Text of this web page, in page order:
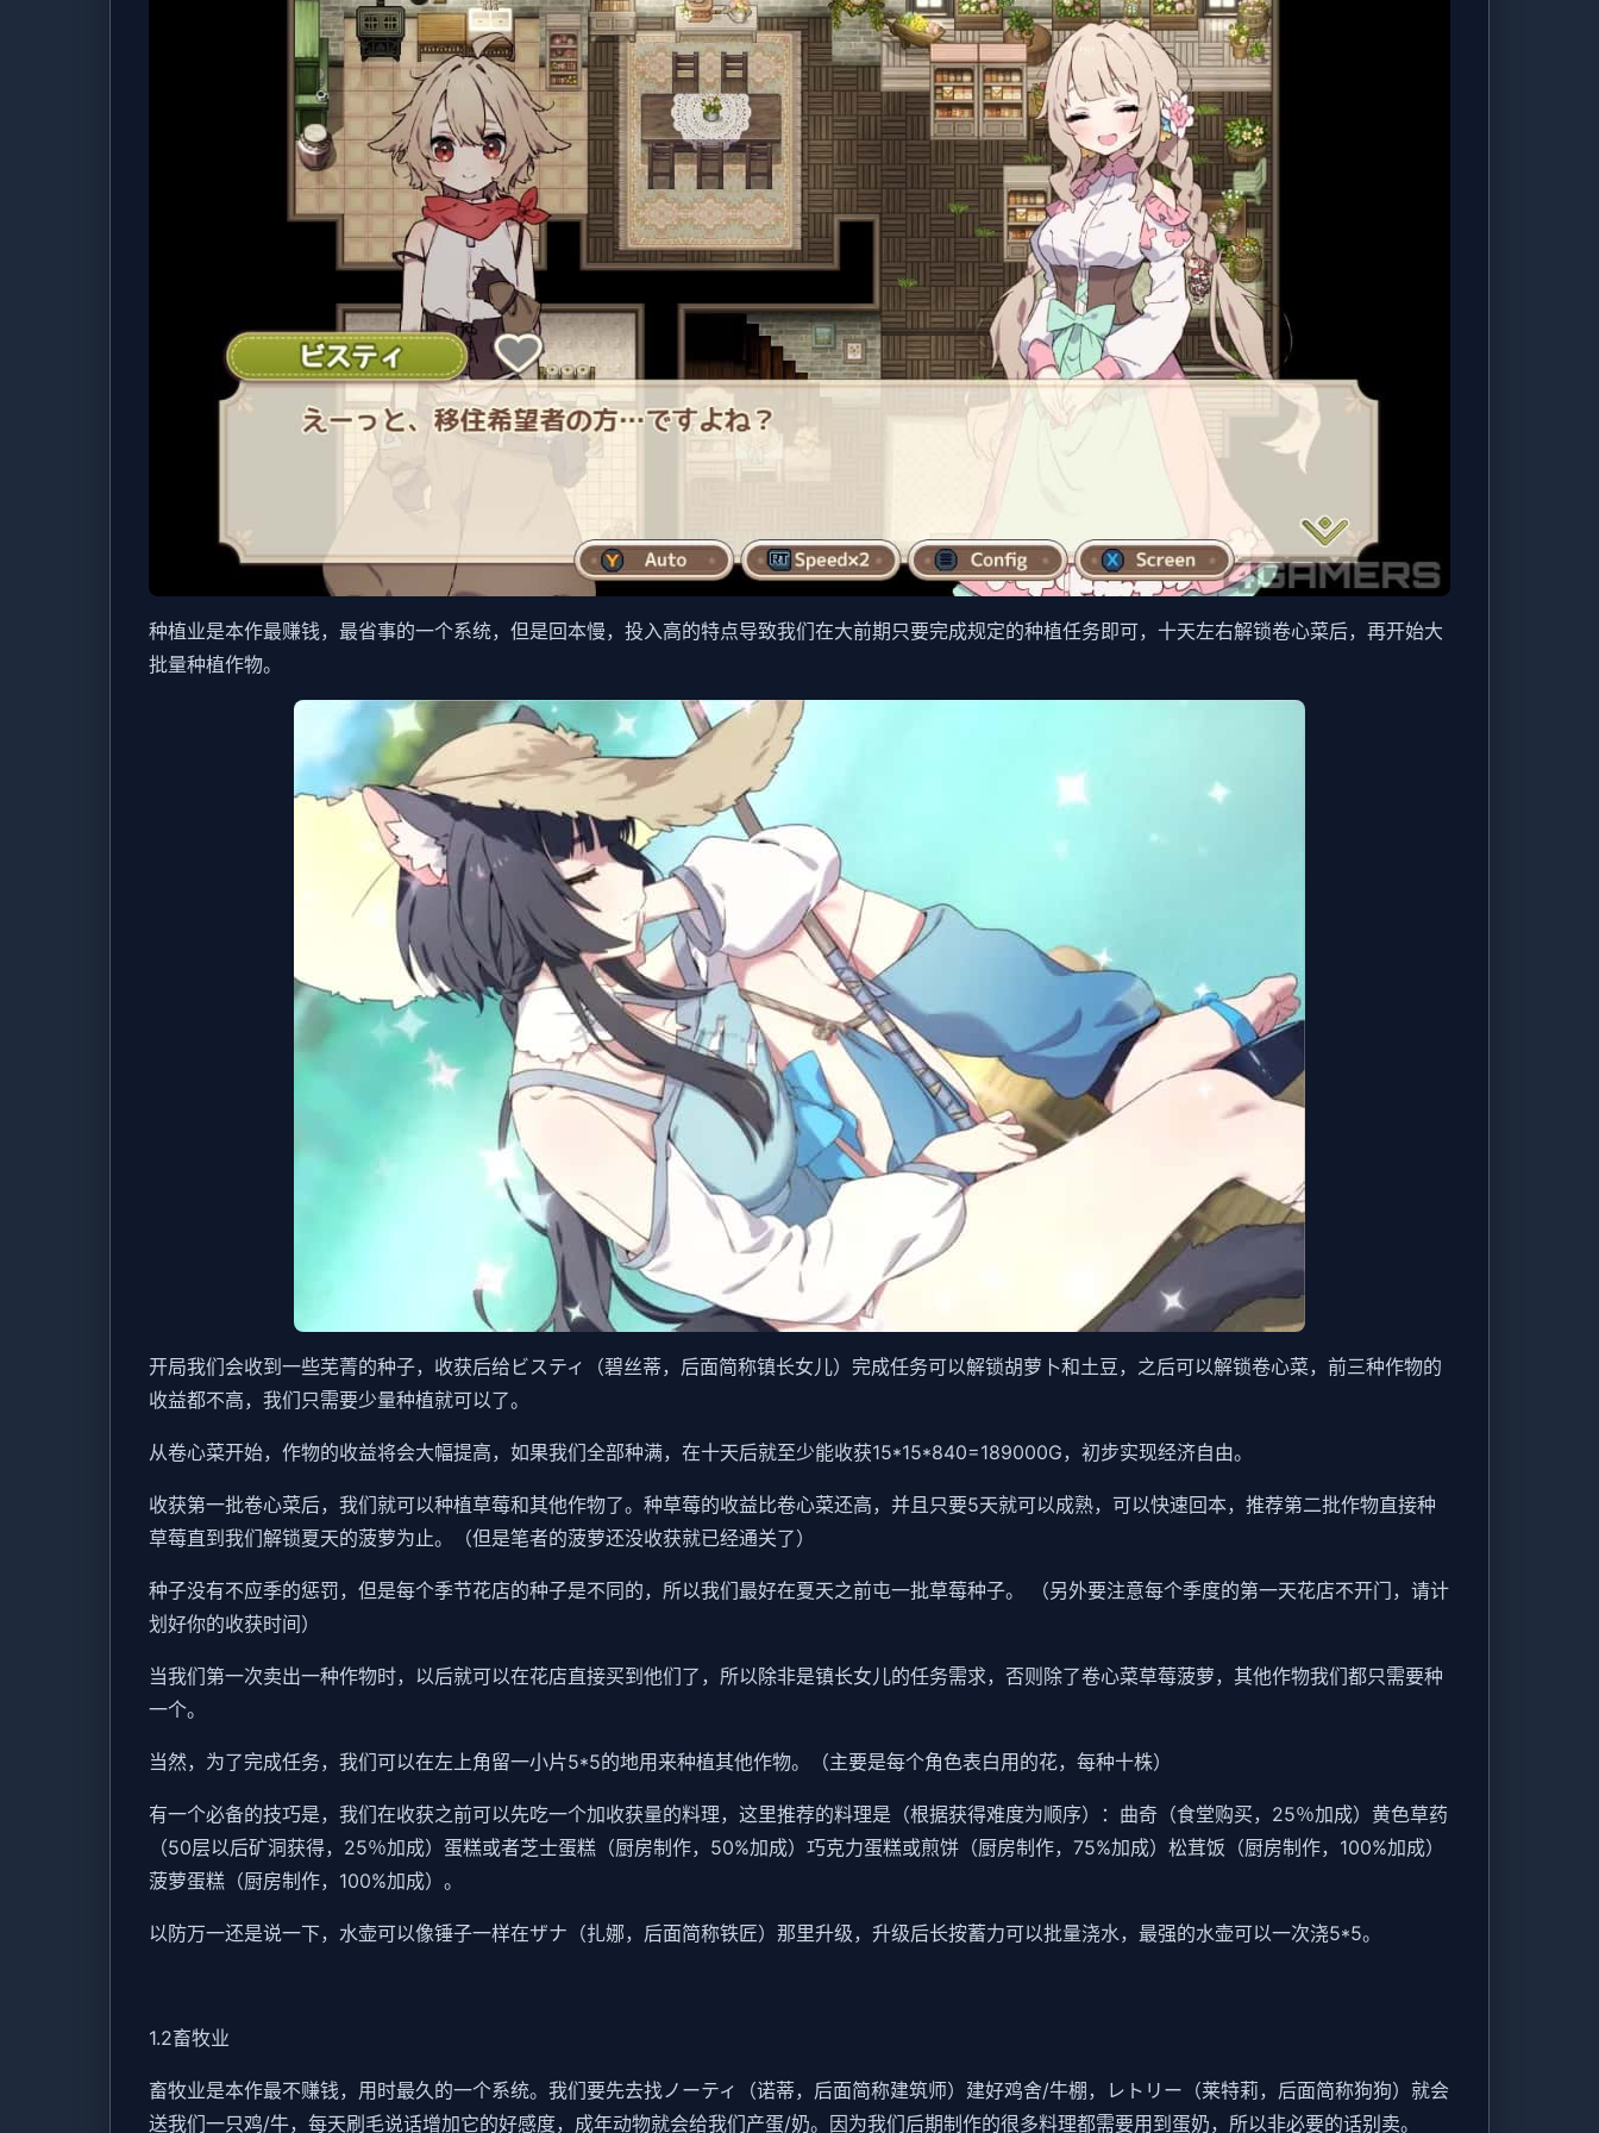
种植业是本作最赚钱，最省事的一个系统，但是回本慢，投入高的特点导致我们在大前期只要完成规定的种植任务即可，十天左右解锁卷心菜后，再开始大
批量种植作物。
开局我们会收到一些芜菁的种子，收获后给ビスティ（碧丝蒂，后面简称镇长女儿）完成任务可以解锁胡萝卜和土豆，之后可以解锁卷心菜，前三种作物的
收益都不高，我们只需要少量种植就可以了。
从卷心菜开始，作物的收益将会大幅提高，如果我们全部种满，在十天后就至少能收获15*15*840=189000G，初步实现经济自由。
收获第一批卷心菜后，我们就可以种植草莓和其他作物了。种草莓的收益比卷心菜还高，并且只要5天就可以成熟，可以快速回本，推荐第二批作物直接种
草莓直到我们解锁夏天的菠萝为止。（但是笔者的菠萝还没收获就已经通关了）
种子没有不应季的惩罚，但是每个季节花店的种子是不同的，所以我们最好在夏天之前屯一批草莓种子。 （另外要注意每个季度的第一天花店不开门，请计
划好你的收获时间）
当我们第一次卖出一种作物时，以后就可以在花店直接买到他们了，所以除非是镇长女儿的任务需求，否则除了卷心菜草莓菠萝，其他作物我们都只需要种
一个。
当然，为了完成任务，我们可以在左上角留一小片5*5的地用来种植其他作物。（主要是每个角色表白用的花，每种十株）
有一个必备的技巧是，我们在收获之前可以先吃一个加收获量的料理，这里推荐的料理是（根据获得难度为顺序）：曲奇（食堂购买，25％加成）黄色草药
（50层以后矿洞获得，25％加成）蛋糕或者芝士蛋糕（厨房制作，50%加成）巧克力蛋糕或煎饼（厨房制作，75%加成）松茸饭（厨房制作，100%加成）
菠萝蛋糕（厨房制作，100%加成）。
以防万一还是说一下，水壶可以像锤子一样在ザナ（扎娜，后面简称铁匠）那里升级，升级后长按蓄力可以批量浇水，最强的水壶可以一次浇5*5。
1.2畜牧业
畜牧业是本作最不赚钱，用时最久的一个系统。我们要先去找ノーティ（诺蒂，后面简称建筑师）建好鸡舍/牛棚，レトリー（莱特莉，后面简称狗狗）就会
送我们一只鸡/牛，每天刷毛说话增加它的好感度，成年动物就会给我们产蛋/奶。因为我们后期制作的很多料理都需要用到蛋奶，所以非必要的话别卖。